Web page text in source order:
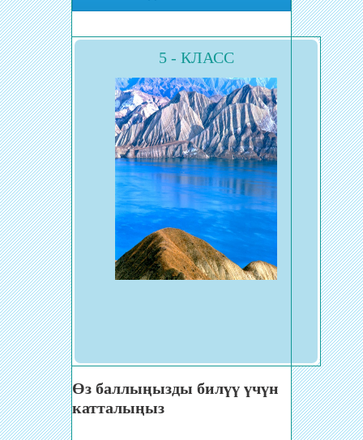
5 - КЛАСС
Өз баллыңызды билүү үчүн
катталыңыз